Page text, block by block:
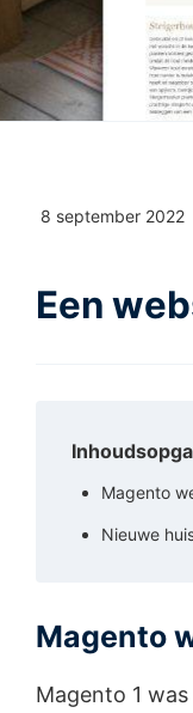
8 september 2022
Een
Magento
Nieuwe
Magento
Magento 1